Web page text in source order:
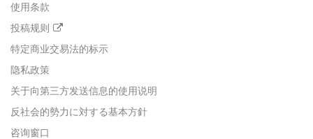
使用条款
投稿规则
特定商业交易法的标示
隐私政策
关于向第三方发送信息的使用说明
反社会的勢力に対する基本方針
咨询窗口